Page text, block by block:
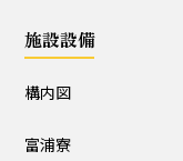
構内図
施設設備
構内図
富浦寮